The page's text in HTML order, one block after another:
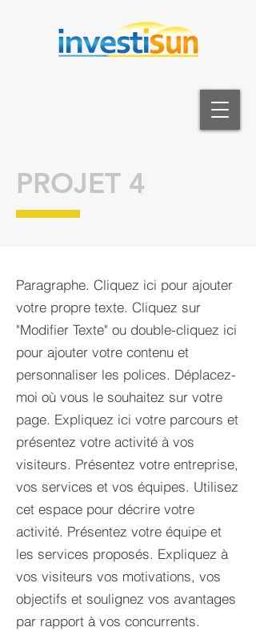
Paragraphe. Cliquez ici pour ajouter
votre propre texte. Cliquez sur
"Modifier Texte" ou double-cliquez ici
pour ajouter votre contenu et
personnaliser les polices. Déplacez-
moi où vous le souhaitez sur votre
page. Expliquez ici votre parcours et
présentez votre activité à vos
visiteurs. Présentez votre entreprise,
vos services et vos équipes. Utilisez
cet espace pour décrire votre
activité. Présentez votre équipe et
les services proposés. Expliquez à
vos visiteurs vos motivations, vos
objectifs et soulignez vos avantages
par rapport à vos concurrents.
PROJET 4